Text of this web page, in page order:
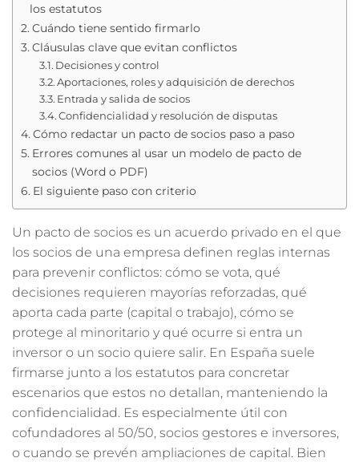
los estatutos
Cuándo tiene sentido firmarlo
Cláusulas clave que evitan conflictos
Decisiones y control
Aportaciones, roles y adquisición de derechos
Entrada y salida de socios
Confidencialidad y resolución de disputas
Cómo redactar un pacto de socios paso a paso
Errores comunes al usar un modelo de pacto de
socios (Word o PDF)
El siguiente paso con criterio
Un pacto de socios es un acuerdo privado en el que
los socios de una empresa definen reglas internas
para prevenir conflictos: cómo se vota, qué
decisiones requieren mayorías reforzadas, qué
aporta cada parte (capital o trabajo), cómo se
protege al minoritario y qué ocurre si entra un
inversor o un socio quiere salir. En España suele
firmarse junto a los estatutos para concretar
escenarios que estos no detallan, manteniendo la
confidencialidad. Es especialmente útil con
cofundadores al 50/50, socios gestores e inversores,
o cuando se prevén ampliaciones de capital. Bien